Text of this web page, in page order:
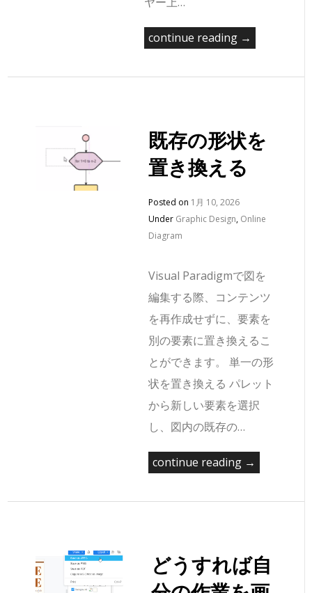
continue reading →
既存の形状を
置き換える
Posted on 1月 10, 2026
Under Graphic Design, Online
Diagram
Visual Paradigmで図を
編集する際、コンテンツ
を再作成せずに、要素を
別の要素に置き換えるこ
とができます。 単一の形
状を置き換える パレット
から新しい要素を選択
し、図内の既存の…
continue reading →
どうすれば自